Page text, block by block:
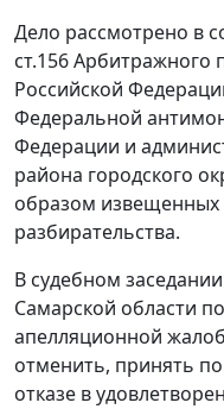
Дело рассмотрено в
ст.156Арбитражного
Российской
Федеральной
Федерации и
района городского
образом извещенных
разбирательства.
В судебном
Самарской области
апелляционной
отменить, принять
отказе в